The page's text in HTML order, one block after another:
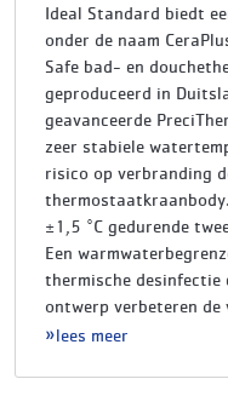
Ideal Standard biedt
onder de naam
Safe bad- en
geproduceerd in
geavanceerde
zeer stabiele
risico op verbranding
±1,5 °C gedurende
Een
thermische desinfectie
ontwerp verbeteren de
lees meer